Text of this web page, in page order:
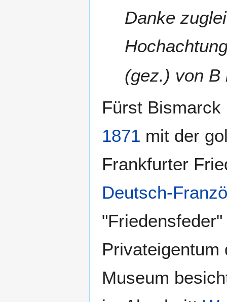
Danke
(gez.) von
Fürst
1871 mit der
Frankfurter
Deutsch-
Privateigentum
Museum